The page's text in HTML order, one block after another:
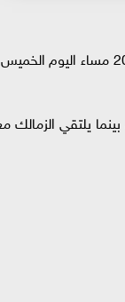
تنطلق منافسات الجولة الثانية من بطولة كأس عاصمة مصر في نسختها الخامسة موسم 2025-2026 مساء اليوم
يلتقي الزمالك